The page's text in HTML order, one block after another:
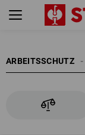
ARBEITSSCHUTZ